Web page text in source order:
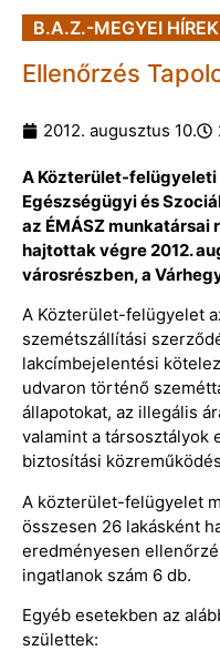
B.A.Z.-MEGYEI HÍREK
Ellenőrzés
2012. augusztus 10.
A Közterület-felügyeleti
Egészségügyi és
az ÉMÁSZ
hajtottak végre 2012.
városrészben, a
A Közterület-felügyelet
szemétszállítási
lakcímbejelentési
udvaron történő
állapotokat, az illegális
valamint a
biztosítási
A közterület-felügyelet
összesen 26 lakásként
eredményesen
ingatlanok szám 6 db.
Egyéb esetekben az
születtek: